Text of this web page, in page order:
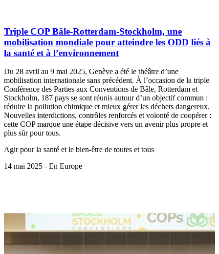
Triple COP Bâle-Rotterdam-Stockholm, une
mobilisation mondiale pour atteindre les ODD liés à
la santé et à l’environnement
Du 28 avril au 9 mai 2025, Genève a été le théâtre d’une
mobilisation internationale sans précédent. À l’occasion de la triple
Conférence des Parties aux Conventions de Bâle, Rotterdam et
Stockholm, 187 pays se sont réunis autour d’un objectif commun :
réduire la pollution chimique et mieux gérer les déchets dangereux.
Nouvelles interdictions, contrôles renforcés et volonté de coopérer :
cette COP marque une étape décisive vers un avenir plus propre et
plus sûr pour tous.
Agir pour la santé et le bien-être de toutes et tous
14 mai 2025 - En Europe